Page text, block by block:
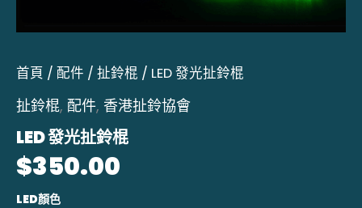
首頁 / 配件 / 扯鈴棍 / LED 發光扯鈴棍
扯鈴棍, 配件, 香港扯鈴協會
LED 發光扯鈴棍
$350.00
LED顏色